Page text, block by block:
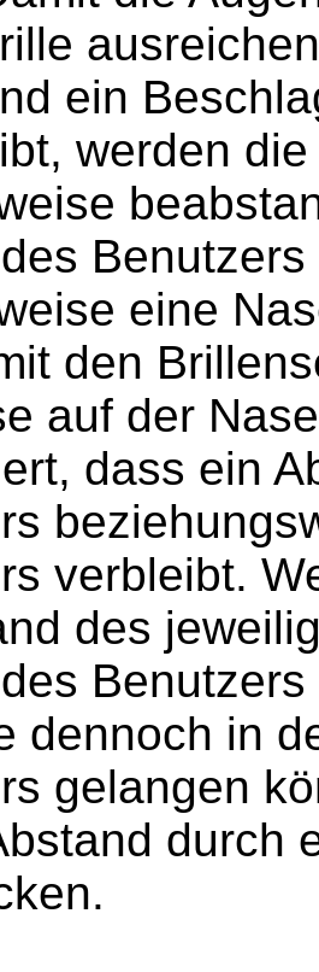
ein
werden
eine
den
auf der
dass ein
verbleibt.
des
dennoch in
gelangen
durch